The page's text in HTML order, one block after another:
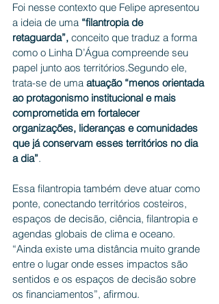
Foi nesse contexto que Felipe apresentou
a ideia de uma “filantropia de
retaguarda”, conceito que traduz a forma
como o Linha D’Água compreende seu
papel junto aos territórios.Segundo ele,
trata-se de uma atuação “menos orientada
ao protagonismo institucional e mais
comprometida em fortalecer
organizações, lideranças e comunidades
que já conservam esses territórios no dia
a dia”.
Essa filantropia também deve atuar como
ponte, conectando territórios costeiros,
espaços de decisão, ciência, filantropia e
agendas globais de clima e oceano.
“Ainda existe uma distância muito grande
entre o lugar onde esses impactos são
sentidos e os espaços de decisão sobre
os financiamentos”, afirmou.